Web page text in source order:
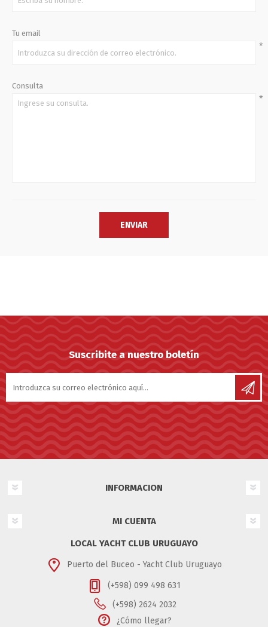
Tu email
*
Consulta
*
Suscribite a nuestro boletín
INFORMACION
MI CUENTA
LOCAL YACHT CLUB URUGUAYO
Puerto del Buceo - Yacht Club Uruguayo
(+598) 099 498 631
(+598) 2624 2032
¿Cómo llegar?